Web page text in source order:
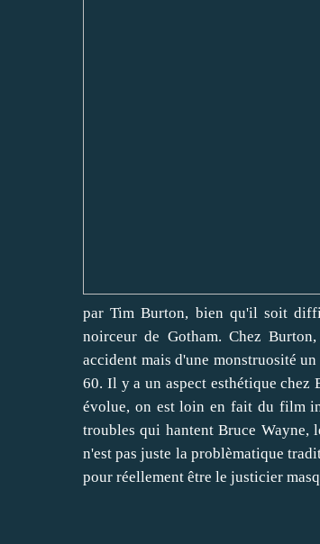
par Tim Burton, bien qu'il soit
noirceur de Gotham. Chez
accident mais d'une monstruosité
60. Il y a un aspect esthétique chez
évolue, on est loin en fait du film
troubles qui hantent Bruce Wayne,
n'est pas juste la problèmatique
pour réellement être le justicier